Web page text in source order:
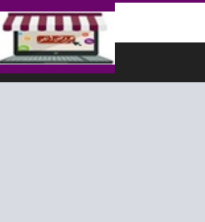
التخطي إلى المحتوى